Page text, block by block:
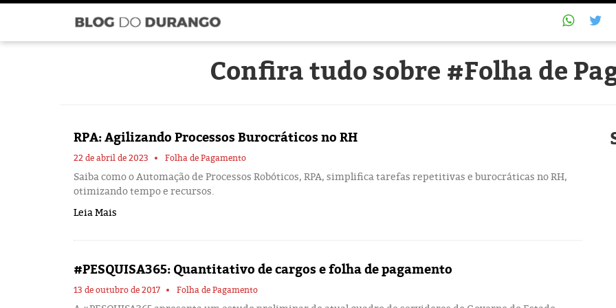
Confira tudo sobre #Folha de
RPA: Agilizando Processos Burocráticos no RH
22 de abril de 2023 Folha de Pagamento
Saiba como o Automação de Processos Robóticos, RPA, simplifica tarefas repetitivas e burocráticas no RH,
otimizando tempo e recursos.
Leia Mais
#PESQUISA365: Quantitativo de cargos e folha de pagamento
13 de outubro de 2017 Folha de Pagamento